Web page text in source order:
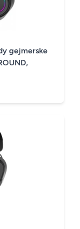
gejmerske